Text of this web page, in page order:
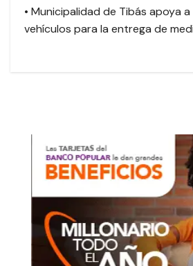
• Municipalidad de Tibás apoya
vehículos para la entrega de